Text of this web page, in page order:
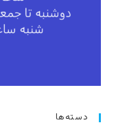
دسته‌ها